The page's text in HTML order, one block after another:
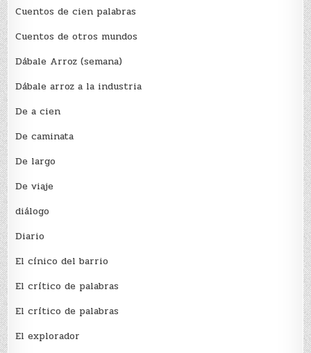
Cuentos de cien palabras
Cuentos de otros mundos
Dábale Arroz (semana)
Dábale arroz a la industria
De a cien
De caminata
De largo
De viaje
diálogo
Diario
El cínico del barrio
El crí­tico de palabras
El crí­tico de palabras
El explorador